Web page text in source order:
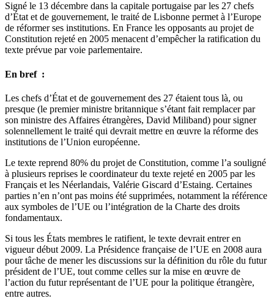
Signé le 13 décembre dans la capitale portugaise par les 27 chefs
d’État et de gouvernement, le traité de Lisbonne permet à l’Europe
de réformer ses institutions. En France les opposants au projet de
Constitution rejeté en 2005 menacent d’empêcher la ratification du
texte prévue par voie parlementaire.
En bref :
Les chefs d’État et de gouvernement des 27 étaient tous là, ou
presque (le premier ministre britannique s’étant fait remplacer par
son ministre des Affaires étrangères, David Miliband) pour signer
solennellement le traité qui devrait mettre en œuvre la réforme des
institutions de l’Union européenne.
Le texte reprend 80% du projet de Constitution, comme l’a souligné
à plusieurs reprises le coordinateur du texte rejeté en 2005 par les
Français et les Néerlandais, Valérie Giscard d’Estaing. Certaines
parties n’en n’ont pas moins été supprimées, notamment la référence
aux symboles de l’UE ou l’intégration de la Charte des droits
fondamentaux.
Si tous les États membres le ratifient, le texte devrait entrer en
vigueur début 2009. La Présidence française de l’UE en 2008 aura
pour tâche de mener les discussions sur la définition du rôle du futur
président de l’UE, tout comme celles sur la mise en œuvre de
l’action du futur représentant de l’UE pour la politique étrangère,
entre autres.